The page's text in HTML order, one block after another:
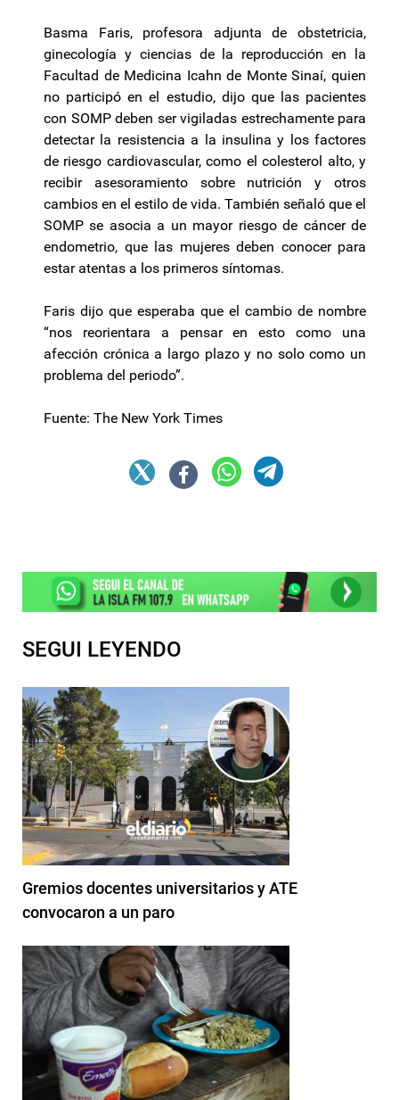
Basma Faris, profesora adjunta de obstetricia,
ginecología y ciencias de la reproducción en la
Facultad de Medicina Icahn de Monte Sinaí, quien
no participó en el estudio, dijo que las pacientes
con SOMP deben ser vigiladas estrechamente para
detectar la resistencia a la insulina y los factores
de riesgo cardiovascular, como el colesterol alto, y
recibir asesoramiento sobre nutrición y otros
cambios en el estilo de vida. También señaló que el
SOMP se asocia a un mayor riesgo de cáncer de
endometrio, que las mujeres deben conocer para
estar atentas a los primeros síntomas.
Faris dijo que esperaba que el cambio de nombre
“nos reorientara a pensar en esto como una
afección crónica a largo plazo y no solo como un
problema del periodo”.
Fuente: The New York Times
SEGUI LEYENDO
Gremios docentes universitarios y ATE
convocaron a un paro